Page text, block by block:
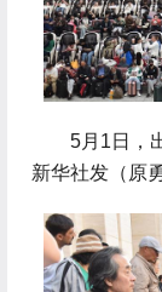
5月1日，出
新华社发（原